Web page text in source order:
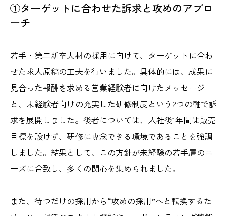
①ターゲットに合わせた訴求と攻めのアプロ
ーチ
若手・第二新卒人材の採用に向けて、ターゲットに合わ
せた求人原稿の工夫を行いました。具体的には、成果に
見合った報酬を求める営業経験者に向けたメッセージ
と、未経験者向けの充実した研修制度という2つの軸で訴
求を展開しました。後者については、入社後1年間は販売
目標を設けず、研修に専念できる環境であることを強調
しました。結果として、この方針が未経験の若手層のニ
ーズに合致し、多くの関心を集められました。
また、待つだけの採用から“攻めの採用”へと転換するた